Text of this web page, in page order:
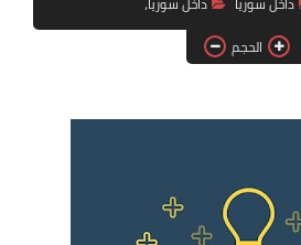
فرص عمل في العراق
فرص عمل في اليمن
فرص عمل في السودان
الحجم